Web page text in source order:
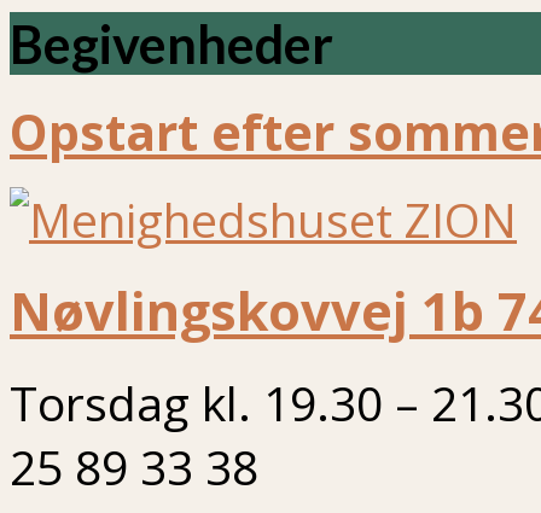
Begivenheder
Opstart efter
Nøvlingskovvej 1b
Torsdag kl. 19.30 –
25 89 33 38